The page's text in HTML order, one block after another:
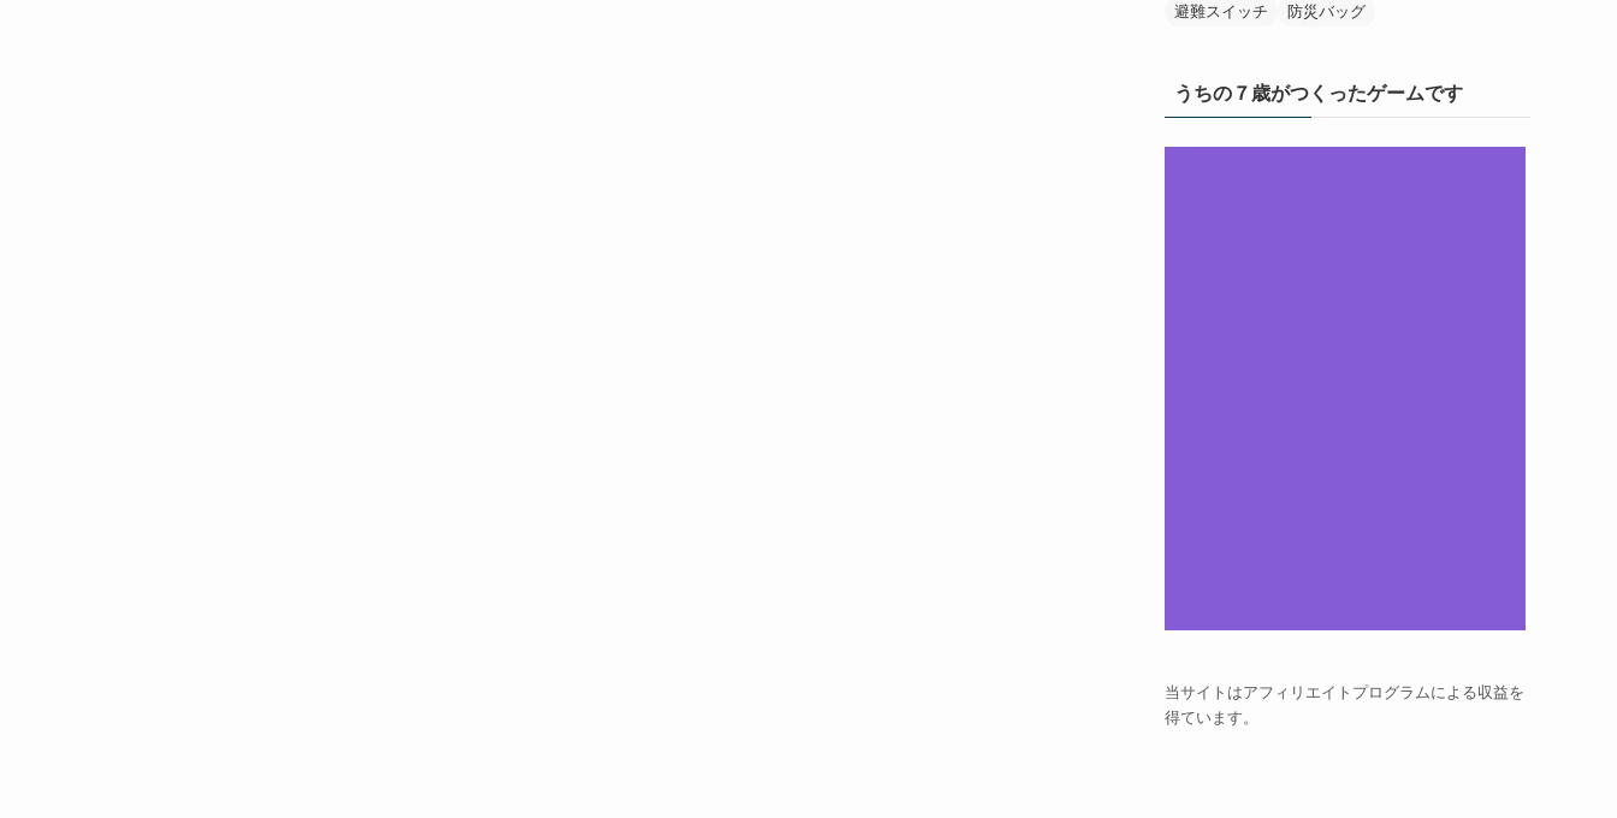
避難スイッチ
防災バッグ
うちの７歳がつくったゲームです
当サイトはアフィリエイトプログラムによる収益を
得ています。